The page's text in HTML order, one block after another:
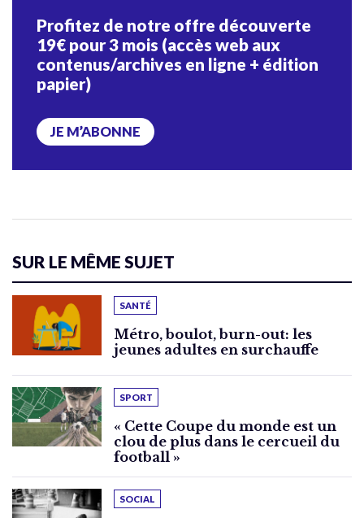
Profitez de notre offre découverte
19€ pour 3 mois (accès web aux
contenus/archives en ligne + édition
papier)
JE M’ABONNE
SUR LE MÊME SUJET
SANTÉ
Métro, boulot, burn-out: les
jeunes adultes en surchauffe
SPORT
« Cette Coupe du monde est un
clou de plus dans le cercueil du
football »
SOCIAL